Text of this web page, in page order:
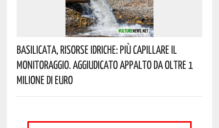
Basilicata, Risorse Idriche: Più Capillare Il
Monitoraggio. Aggiudicato Appalto Da Oltre 1
Milione Di Euro